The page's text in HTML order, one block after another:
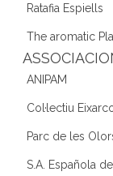
Ratafia Espiells
The aromatic
ANIPAM
Col·lectiu
Parc de les
S.A. Española